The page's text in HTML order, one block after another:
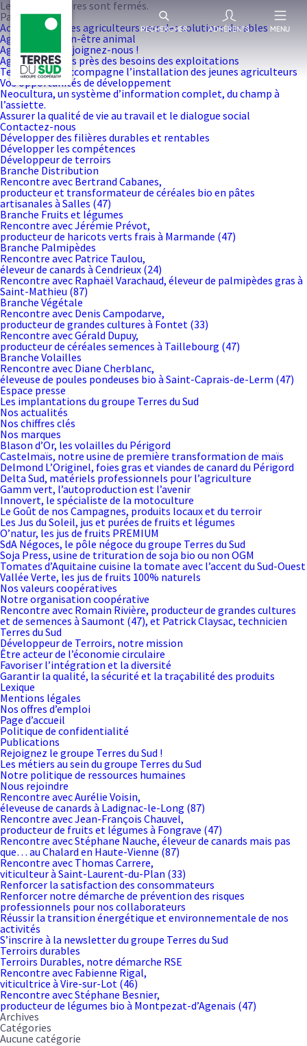
RECHERCHER ADHÉRENTS MENU
Les commentaires sont fermés.
Pages
Accompagner les agriculteurs vers des solutions durables
Agir pour le bien-être animal
Agriculteurs, rejoignez-nous !
Agrifeel : au plus près des besoins des exploitations
Terres du Sud accompagne l’installation des jeunes agriculteurs
Vos opportunités de développement
Neocultura, un système d’information complet, du champ à
l’assiette.
Assurer la qualité de vie au travail et le dialogue social
Contactez-nous
Développer des filières durables et rentables
Développer les compétences
Développeur de terroirs
Branche Distribution
Rencontre avec Bertrand Cabanes,
producteur et transformateur de céréales bio en pâtes
artisanales à Salles (47)
Branche Fruits et légumes
Rencontre avec Jérémie Prévot,
producteur de haricots verts frais à Marmande (47)
Branche Palmipèdes
Rencontre avec Patrice Taulou,
éleveur de canards à Cendrieux (24)
Rencontre avec Raphaël Varachaud, éleveur de palmipèdes gras à
Saint-Mathieu (87)
Branche Végétale
Rencontre avec Denis Campodarve,
producteur de grandes cultures à Fontet (33)
Rencontre avec Gérald Dupuy,
producteur de céréales semences à Taillebourg (47)
Branche Volailles
Rencontre avec Diane Cherblanc,
éleveuse de poules pondeuses bio à Saint-Caprais-de-Lerm (47)
Espace presse
Les implantations du groupe Terres du Sud
Nos actualités
Nos chiffres clés
Nos marques
Blason d’Or, les volailles du Périgord
Castelmaïs, notre usine de première transformation de maïs
Delmond L’Originel, foies gras et viandes de canard du Périgord
Delta Sud, matériels professionnels pour l’agriculture
Gamm vert, l’autoproduction est l’avenir
Innovert, le spécialiste de la motoculture
Le Goût de nos Campagnes, produits locaux et du terroir
Les Jus du Soleil, jus et purées de fruits et légumes
O’natur, les jus de fruits PREMIUM
SdA Négoces, le pôle négoce du groupe Terres du Sud
Soja Press, usine de trituration de soja bio ou non OGM
Tomates d’Aquitaine cuisine la tomate avec l’accent du Sud-Ouest
Vallée Verte, les jus de fruits 100% naturels
Nos valeurs coopératives
Notre organisation coopérative
Rencontre avec Romain Rivière, producteur de grandes cultures
et de semences à Saumont (47), et Patrick Claysac, technicien
Terres du Sud
Développeur de Terroirs, notre mission
Être acteur de l’économie circulaire
Favoriser l’intégration et la diversité
Garantir la qualité, la sécurité et la traçabilité des produits
Lexique
Mentions légales
Nos offres d’emploi
Page d’accueil
Politique de confidentialité
Publications
Rejoignez le groupe Terres du Sud !
Les métiers au sein du groupe Terres du Sud
Notre politique de ressources humaines
Nous rejoindre
Rencontre avec Aurélie Voisin,
éleveuse de canards à Ladignac-le-Long (87)
Rencontre avec Jean-François Chauvel,
producteur de fruits et légumes à Fongrave (47)
Rencontre avec Stéphane Nauche, éleveur de canards mais pas
que… au Chalard en Haute-Vienne (87)
Rencontre avec Thomas Carrere,
viticulteur à Saint-Laurent-du-Plan (33)
Renforcer la satisfaction des consommateurs
Renforcer notre démarche de prévention des risques
professionnels pour nos collaborateurs
Réussir la transition énergétique et environnementale de nos
activités
S’inscrire à la newsletter du groupe Terres du Sud
Terroirs durables
Terroirs Durables, notre démarche RSE
Rencontre avec Fabienne Rigal,
viticultrice à Vire-sur-Lot (46)
Rencontre avec Stéphane Besnier,
producteur de légumes bio à Montpezat-d’Agenais (47)
Archives
Catégories
Aucune catégorie